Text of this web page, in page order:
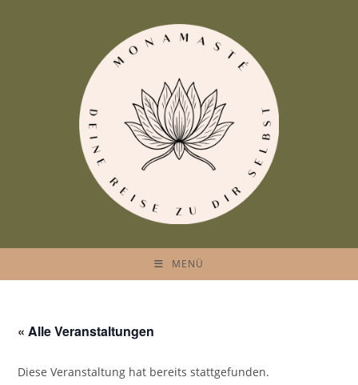
MENÜ
« Alle Veranstaltungen
Diese Veranstaltung hat bereits stattgefunden.